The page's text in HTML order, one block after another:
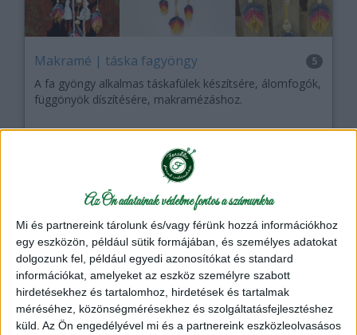
Az Ön adatainak védelme fontos a számunkra
Mi és partnereink tárolunk és/vagy férünk hozzá információkhoz
egy eszközön, például sütik formájában, és személyes adatokat
dolgozunk fel, például egyedi azonosítókat és standard
információkat, amelyeket az eszköz személyre szabott
hirdetésekhez és tartalomhoz, hirdetések és tartalmak
méréséhez, közönségmérésekhez és szolgáltatásfejlesztéshez
küld. Az Ön engedélyével mi és a partnereink eszközleolvasásos
Makramé | táska fagyöngy 5
A fa gyöngy alkalmas táskafülek készítsére, álomfogók,
függönyök díszítésére, makramézáshoz.
álomfogó kötés kellék makramé táska